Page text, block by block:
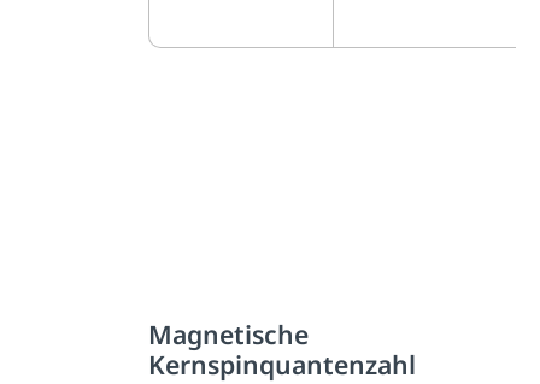
Magnetische
Kernspinquantenzahl